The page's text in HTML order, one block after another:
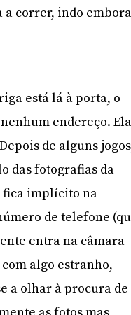
a correr, indo
está lá à porta, o
endereço. Ela
de alguns
das fotografias da
fica implícito na
de telefone
entra na câmara
algo estranho,
a olhar à procura de